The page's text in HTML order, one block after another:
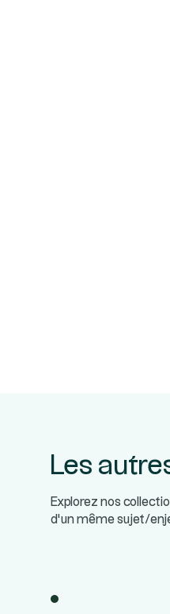
Les
Explorez nos
d’un même sujet/